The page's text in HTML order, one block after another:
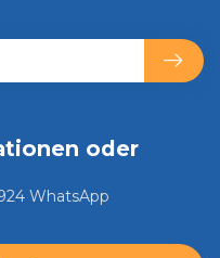
oder
WhatsApp